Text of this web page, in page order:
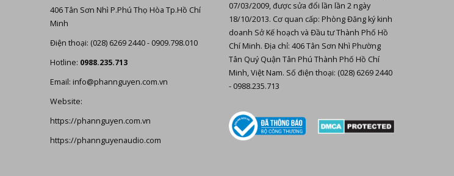
406 Tân Sơn Nhì P.Phú Thọ Hòa Tp.Hồ Chí
Minh
Điện thoại: (028) 6269 2440 - 0909.798.010
Hotline: 0988.235.713
Email: info@phannguyen.com.vn
Website:
https://phannguyen.com.vn
https://phannguyenaudio.com
07/03/2009, được sửa đổi lần lần 2 ngày
18/10/2013. Cơ quan cấp: Phòng Đăng ký kinh
doanh Sở Kế hoạch và Đầu tư Thành Phố Hồ
Chí Minh. Địa chỉ: 406 Tân Sơn Nhì Phường
Tân Quý Quận Tân Phú Thành Phố Hồ Chí
Minh, Việt Nam. Số điện thoại: (028) 6269 2440
- 0988.235.713